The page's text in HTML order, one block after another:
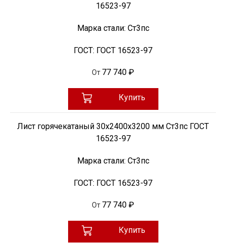
16523-97
Марка стали: Ст3пс
ГОСТ: ГОСТ 16523-97
От 77 740 ₽
Купить
Лист горячекатаный 30х2400х3200 мм Ст3пс ГОСТ
16523-97
Марка стали: Ст3пс
ГОСТ: ГОСТ 16523-97
От 77 740 ₽
Купить